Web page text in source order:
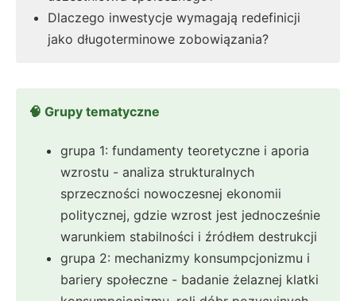
Dlaczego inwestycje wymagają redefinicji
jako długoterminowe zobowiązania?
🧠 Grupy tematyczne
grupa 1: fundamenty teoretyczne i aporia
wzrostu - analiza strukturalnych
sprzeczności nowoczesnej ekonomii
politycznej, gdzie wzrost jest jednocześnie
warunkiem stabilności i źródłem destrukcji
grupa 2: mechanizmy konsumpcjonizmu i
bariery społeczne - badanie żelaznej klatki